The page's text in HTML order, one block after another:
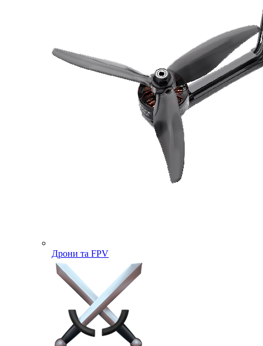
Дрони та FPV